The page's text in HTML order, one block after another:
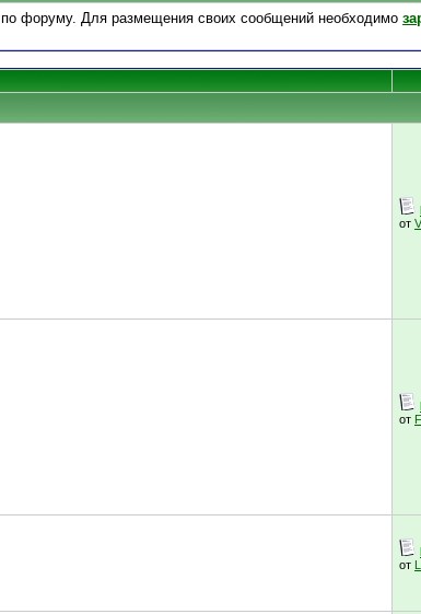
по форуму. Для размещения своих сообщений необходимо
от
от
от